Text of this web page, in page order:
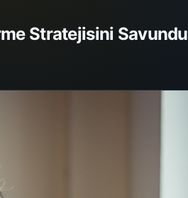
Stratejisini Savundu